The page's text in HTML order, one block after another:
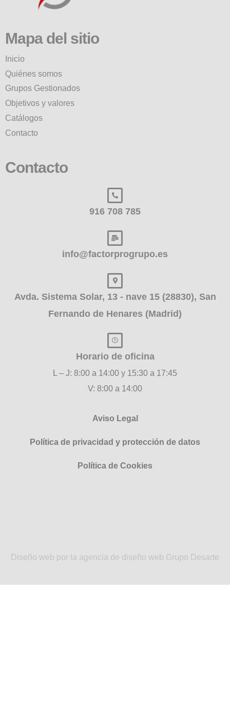
Mapa del sitio
Inicio
Quiénes somos
Grupos Gestionados
Objetivos y valores
Catálogos
Contacto
Contacto
916 708 785
info@factorprogrupo.es
Avda. Sistema Solar, 13 - nave 15 (28830), San
Fernando de Henares (Madrid)
Horario de oficina
L – J: 8:00 a 14:00 y 15:30 a 17:45
V: 8:00 a 14:00
Aviso Legal
Política de privacidad y protección de datos
Política de Cookies
Diseño web por la agencia de diseño web Grupo Desarte